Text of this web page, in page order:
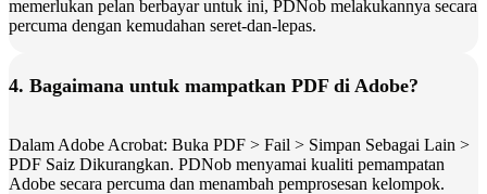
memerlukan pelan berbayar untuk ini, PDNob melakukannya secara
percuma dengan kemudahan seret-dan-lepas.
4. Bagaimana untuk mampatkan PDF di Adobe?
Dalam Adobe Acrobat: Buka PDF > Fail > Simpan Sebagai Lain >
PDF Saiz Dikurangkan. PDNob menyamai kualiti pemampatan
Adobe secara percuma dan menambah pemprosesan kelompok.